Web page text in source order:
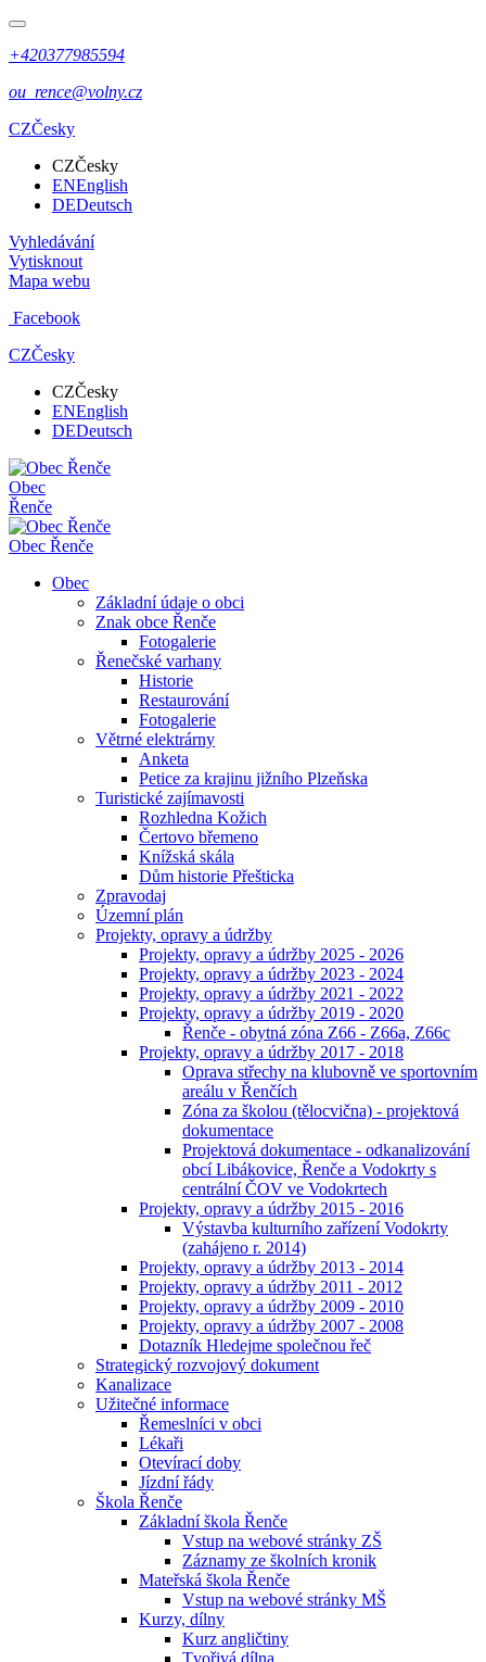
+420377985594
ou_rence@volny.cz
CZČesky
CZČesky
ENEnglish
DEDeutsch
Vyhledávání
Vytisknout
Mapa webu
Facebook
CZČesky
CZČesky
ENEnglish
DEDeutsch
Obec
Řenče
Obec Řenče
Obec
Základní údaje o obci
Znak obce Řenče
Fotogalerie
Řenečské varhany
Historie
Restaurování
Fotogalerie
Větrné elektrárny
Anketa
Petice za krajinu jižního Plzeňska
Turistické zajímavosti
Rozhledna Kožich
Čertovo břemeno
Knížská skála
Dům historie Přešticka
Zpravodaj
Územní plán
Projekty, opravy a údržby
Projekty, opravy a údržby 2025 - 2026
Projekty, opravy a údržby 2023 - 2024
Projekty, opravy a údržby 2021 - 2022
Projekty, opravy a údržby 2019 - 2020
Řenče - obytná zóna Z66 - Z66a, Z66c
Projekty, opravy a údržby 2017 - 2018
Oprava střechy na klubovně ve sportovním
areálu v Řenčích
Zóna za školou (tělocvična) - projektová
dokumentace
Projektová dokumentace - odkanalizování
obcí Libákovice, Řenče a Vodokrty s
centrální ČOV ve Vodokrtech
Projekty, opravy a údržby 2015 - 2016
Výstavba kulturního zařízení Vodokrty
(zahájeno r. 2014)
Projekty, opravy a údržby 2013 - 2014
Projekty, opravy a údržby 2011 - 2012
Projekty, opravy a údržby 2009 - 2010
Projekty, opravy a údržby 2007 - 2008
Dotazník Hledejme společnou řeč
Strategický rozvojový dokument
Kanalizace
Užitečné informace
Řemeslníci v obci
Lékaři
Otevírací doby
Jízdní řády
Škola Řenče
Základní škola Řenče
Vstup na webové stránky ZŠ
Záznamy ze školních kronik
Mateřská škola Řenče
Vstup na webové stránky MŠ
Kurzy, dílny
Kurz angličtiny
Tvořivá dílna